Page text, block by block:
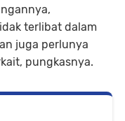
terlibat dalam
juga perlunya
pungkasnya.